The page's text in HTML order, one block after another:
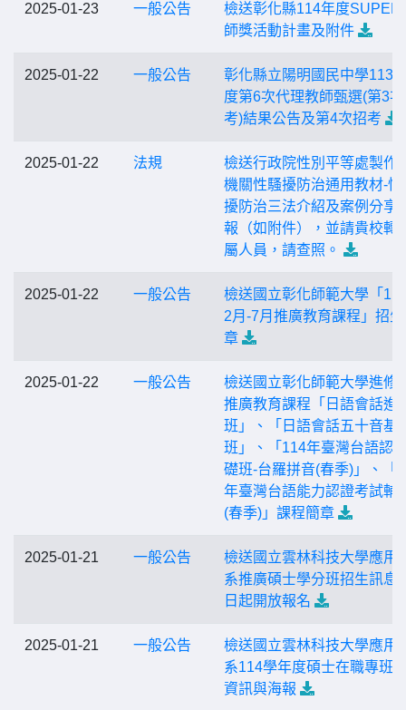
2025-01-23 一般公告
檢送彰化縣114年度SUPER
師獎活動計畫及附件
2025-01-22 一般公告
彰化縣立陽明國民中學113
度第6次代理教師甄選(第3
考)結果公告及第4次招考
2025-01-22 法規
檢送行政院性別平等處製作
機關性騷擾防治通用教材-性
擾防治三法介紹及案例分享
報（如附件），並請貴校轉
屬人員，請查照。
2025-01-22 一般公告
檢送國立彰化師範大學「
2月-7月推廣教育課程」招
章
2025-01-22 一般公告
檢送國立彰化師範大學進修
推廣教育課程「日語會話
班」、「日語會話五十音基
班」、「114年臺灣台語認
礎班-台羅拼音(春季)」、「
年臺灣台語能力認證考試輔
(春季)」課程簡章
2025-01-21 一般公告
檢送國立雲林科技大學應用
系推廣碩士學分班招生訊息
日起開放報名
2025-01-21 一般公告
檢送國立雲林科技大學應用
系114學年度碩士在職專班
資訊與海報